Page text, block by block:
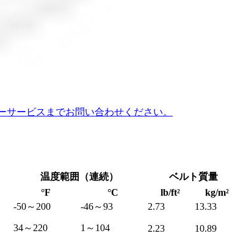
ービスまでお問い合わせください。
温度範囲（連続）
ベルト質量
°F °C lb/ft²
kg/m²
-50～200 -46～93 2.73
13.33
34～220 1～104 2.23 10.89